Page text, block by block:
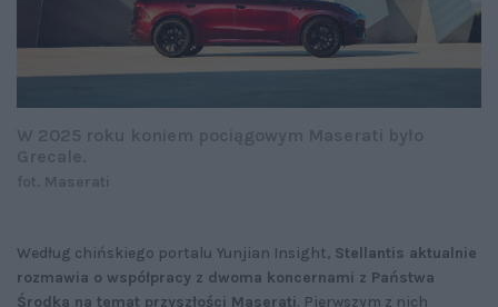
Według chińskiego portalu Yunjian Insight, Stellantis aktualnie
rozmawia o współpracy z dwoma koncernami z Państwa
Środka na temat przyszłości Maserati. Pierwszym z nich